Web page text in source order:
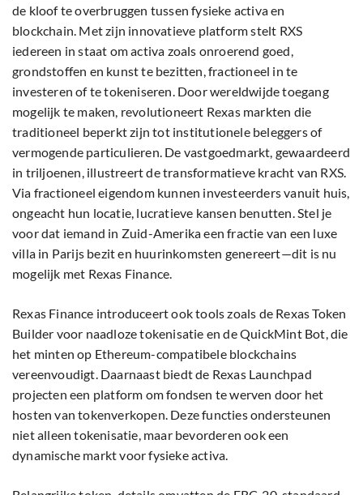
de kloof te overbruggen tussen fysieke activa en
blockchain. Met zijn innovatieve platform stelt RXS
iedereen in staat om activa zoals onroerend goed,
grondstoffen en kunst te bezitten, fractioneel in te
investeren of te tokeniseren. Door wereldwijde toegang
mogelijk te maken, revolutioneert Rexas markten die
traditioneel beperkt zijn tot institutionele beleggers of
vermogende particulieren. De vastgoedmarkt, gewaardeerd
in triljoenen, illustreert de transformatieve kracht van RXS.
Via fractioneel eigendom kunnen investeerders vanuit huis,
ongeacht hun locatie, lucratieve kansen benutten. Stel je
voor dat iemand in Zuid-Amerika een fractie van een luxe
villa in Parijs bezit en huurinkomsten genereert—dit is nu
mogelijk met Rexas Finance.
Rexas Finance introduceert ook tools zoals de Rexas Token
Builder voor naadloze tokenisatie en de QuickMint Bot, die
het minten op Ethereum-compatibele blockchains
vereenvoudigt. Daarnaast biedt de Rexas Launchpad
projecten een platform om fondsen te werven door het
hosten van tokenverkopen. Deze functies ondersteunen
niet alleen tokenisatie, maar bevorderen ook een
dynamische markt voor fysieke activa.